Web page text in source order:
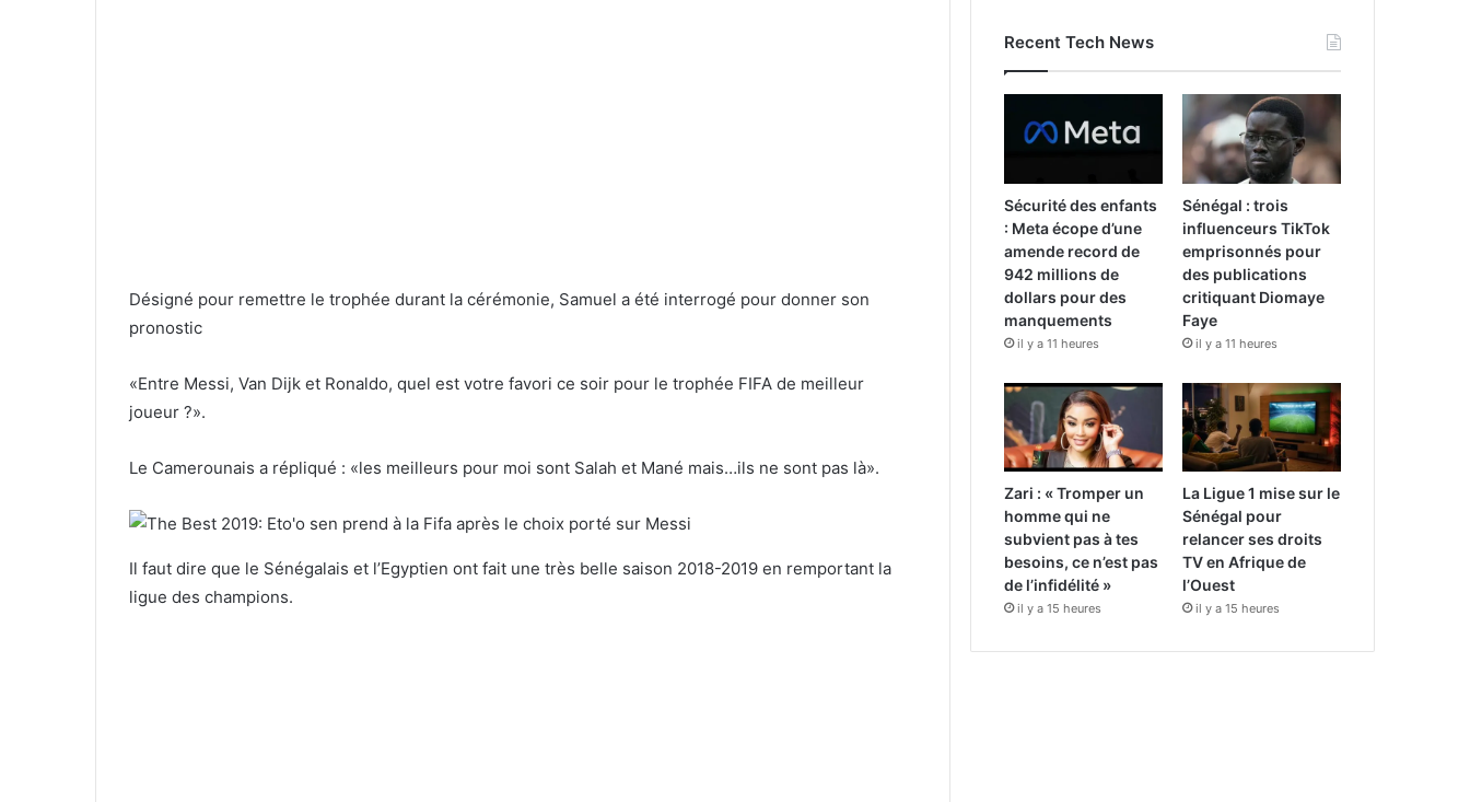
Désigné pour remettre le trophée durant la cérémonie, Samuel a été interrogé pour donner son
pronostic
«Entre Messi, Van Dijk et Ronaldo, quel est votre favori ce soir pour le trophée FIFA de meilleur
joueur ?».
Le Camerounais a répliqué : «les meilleurs pour moi sont Salah et Mané mais…ils ne sont pas là».
Il faut dire que le Sénégalais et l’Egyptien ont fait une très belle saison 2018-2019 en remportant la
ligue des champions.
Recent Tech News
Sécurité des enfants
: Meta écope d’une
amende record de
942 millions de
dollars pour des
manquements
il y a 11 heures
Sénégal : trois
influenceurs TikTok
emprisonnés pour
des publications
critiquant Diomaye
Faye
il y a 11 heures
Zari : « Tromper un
homme qui ne
subvient pas à tes
besoins, ce n’est pas
de l’infidélité »
il y a 15 heures
La Ligue 1 mise sur le
Sénégal pour
relancer ses droits
TV en Afrique de
l’Ouest
il y a 15 heures